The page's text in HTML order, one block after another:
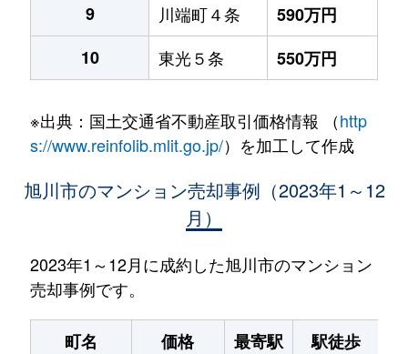
9
川端町４条
590万円
10
東光５条 550万円
※出典：国土交通省不動産取引価格情報 （http
s://www.reinfolib.mlit.go.jp/）を加工して作成
旭川市のマンション売却事例（2023年1～12
月）
2023年1～12月に成約した旭川市のマンション
売却事例です。
町名 価格 最寄駅 駅徒歩